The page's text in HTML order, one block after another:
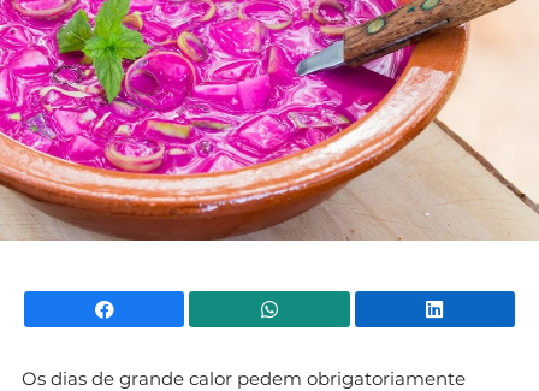
Facebook WhatsApp
Os dias de grande calor pedem obrigatoriamente